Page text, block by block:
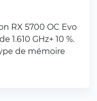
RX 5700 OC Evo
1.610 GHz+ 10 %.
de mémoire